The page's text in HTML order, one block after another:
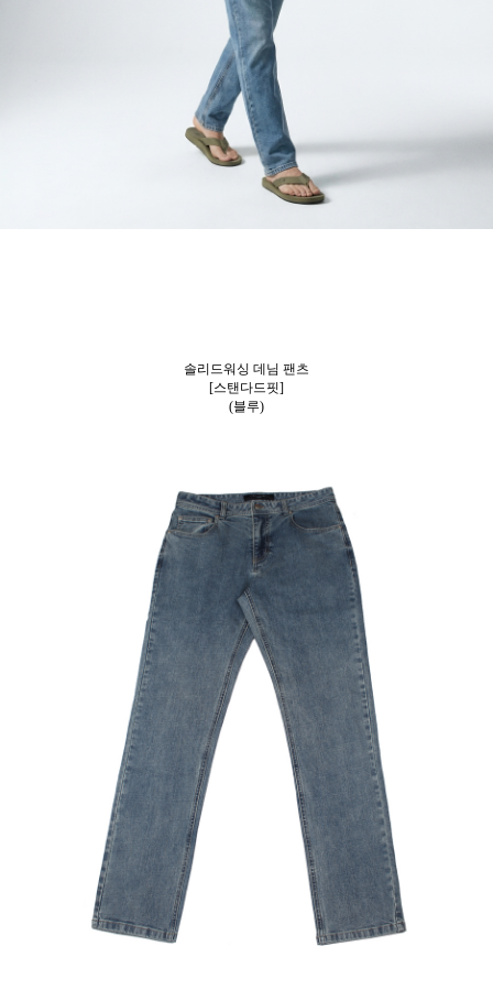
솔리드워싱 데님 팬츠
[스탠다드핏]
(블루)